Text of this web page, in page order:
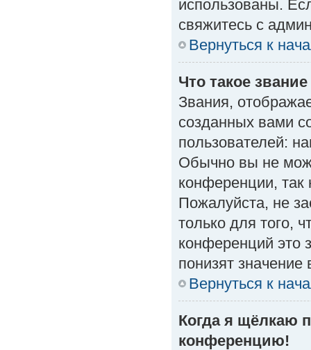
использованы.
свяжитесь с
Вернуться к
Что такое
Звания,
созданных вами
пользователей:
Обычно вы не
конференции, так
Пожалуйста, не
только для того,
конференций это
понизят
Вернуться к
Когда я щёлкаю
конференцию!